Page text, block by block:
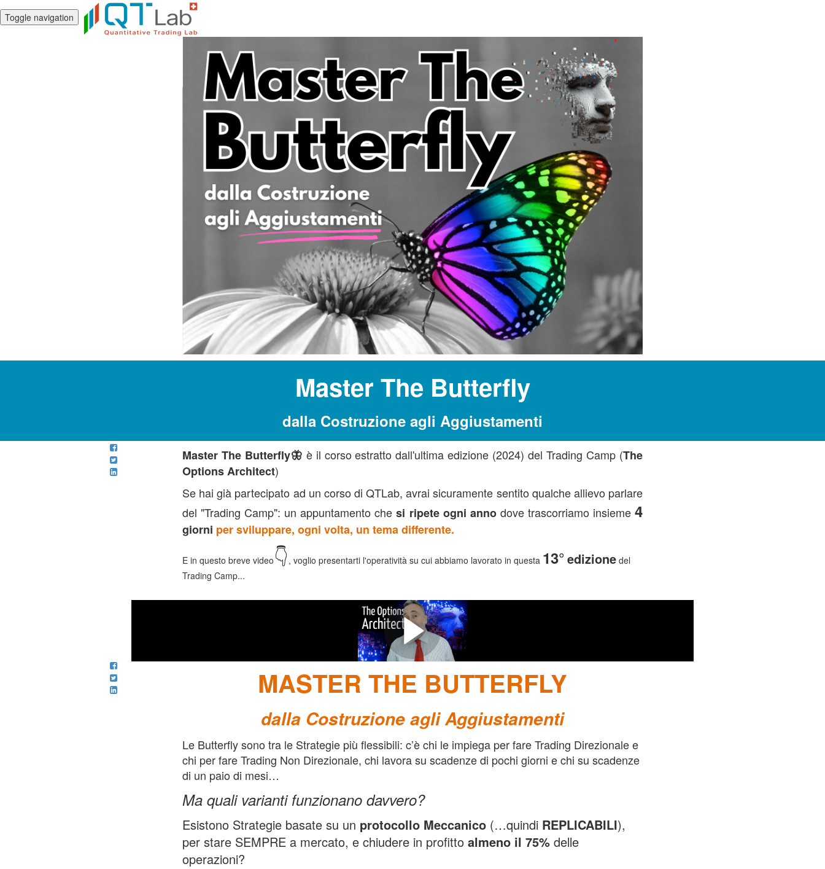
Toggle navigation
Master The Butterfly
dalla Costruzione agli Aggiustamenti
Master The Butterfly🦋 è il corso estratto dall'ultima edizione (2024) del Trading Camp (The
Options Architect)
Se hai già partecipato ad un corso di QTLab, avrai sicuramente sentito qualche allievo parlare
del "Trading Camp": un appuntamento chesi ripete ogni anno dove trascorriamo insieme4
giorni per sviluppare, ogni volta, un tema differente.
E in questo breve video 👇 , voglio presentarti l'operatività su cui abbiamo lavorato in questa 13°edizione del
Trading Camp...
SU CHE COSA ABBIAMO LAVORATO NELLA 13° EDIZIONE
DEL TRADING CAMP
MASTER THE BUTTERFLY
dalla Costruzione agli Aggiustamenti
Le Butterfly sono tra le Strategie più flessibili: c’è chi le impiega per fare Trading Direzionale e
chi per fare Trading Non Direzionale, chi lavora su scadenze di pochi giorni e chi su scadenze
di un paio di mesi…
Ma quali varianti funzionano davvero?
Esistono Strategie basate su un protocollo Meccanico (…quindi REPLICABILI),
per stare SEMPRE a mercato, e chiudere in profitto almeno il 75% delle
operazioni?